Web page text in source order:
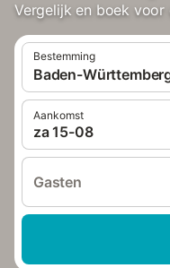
Vergelijk en boek voor
Bestemming
Baden-
Aankomst
za 15-08
Gasten